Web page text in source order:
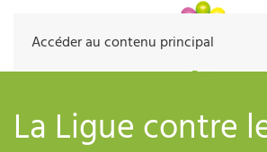
Accéder au contenu principal
La Ligue contre